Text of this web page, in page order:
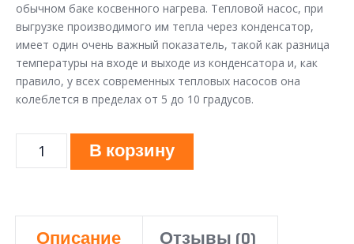
обычном баке косвенного нагрева. Тепловой насос, при
выгрузке производимого им тепла через конденсатор,
имеет один очень важный показатель, такой как разница
температуры на входе и выходе из конденсатора и, как
правило, у всех современных тепловых насосов она
колеблется в пределах от 5 до 10 градусов.
В корзину
Описание Отзывы (0)